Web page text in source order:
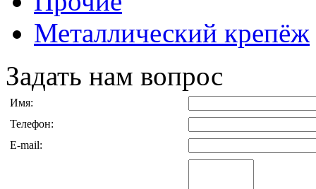
Металлический крепёж
Задать нам вопрос
Имя:
Телефон:
E-mail: